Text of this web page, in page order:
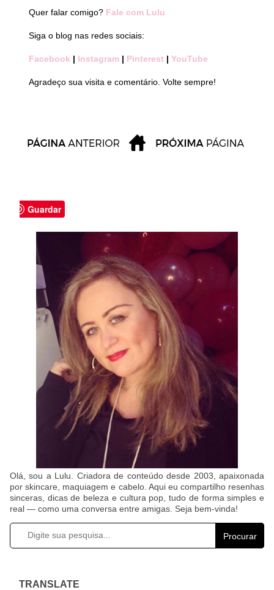
Quer falar comigo? Fale com Lulu
Siga o blog nas redes sociais:
Facebook | Instagram | Pinterest | YouTube
Agradeço sua visita e comentário. Volte sempre!
Guardar
Olá, sou a Lulu. Criadora de conteúdo desde 2003, apaixonada
por skincare, maquiagem e cabelo. Aqui eu compartilho resenhas
sinceras, dicas de beleza e cultura pop, tudo de forma simples e
real — como uma conversa entre amigas. Seja bem-vinda!
Procurar
TRANSLATE